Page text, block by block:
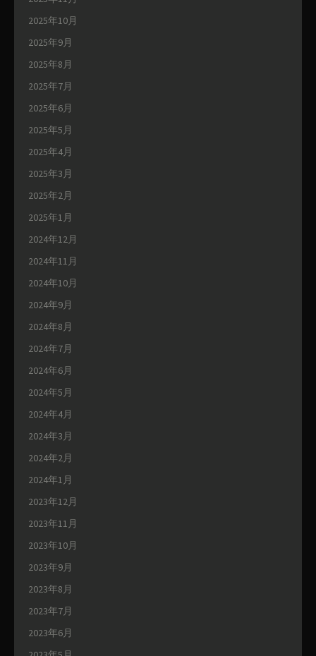
2025年10月
2025年9月
2025年8月
2025年7月
2025年6月
2025年5月
2025年4月
2025年3月
2025年2月
2025年1月
2024年12月
2024年11月
2024年10月
2024年9月
2024年8月
2024年7月
2024年6月
2024年5月
2024年4月
2024年3月
2024年2月
2024年1月
2023年12月
2023年11月
2023年10月
2023年9月
2023年8月
2023年7月
2023年6月